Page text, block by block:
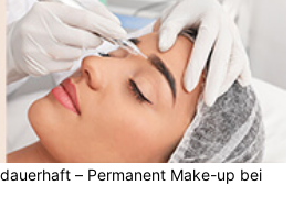
– Permanent Make-up bei